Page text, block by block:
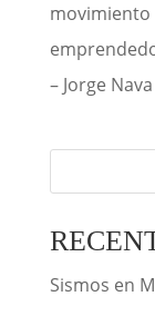
– Jorge Nava
Sismos en